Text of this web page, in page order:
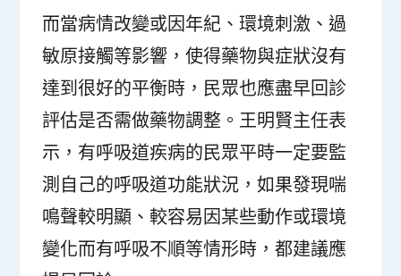
而當病情改變或因年紀、環境刺激、過
敏原接觸等影響，使得藥物與症狀沒有
達到很好的平衡時，民眾也應盡早回診
評估是否需做藥物調整。王明賢主任表
示，有呼吸道疾病的民眾平時一定要監
測自己的呼吸道功能狀況，如果發現喘
鳴聲較明顯、較容易因某些動作或環境
變化而有呼吸不順等情形時，都建議應